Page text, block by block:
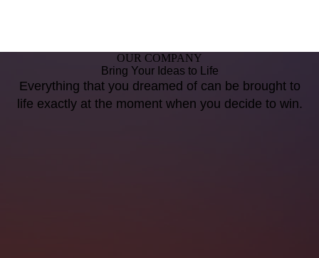
OUR COMPANY
Bring Your Ideas to Life
Everything that you dreamed of can be brought to
life exactly at the moment when you decide to win.